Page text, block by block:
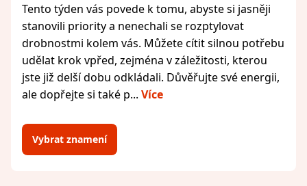
Tento týden vás povede k tomu, abyste si jasněji
stanovili priority a nenechali se rozptylovat
drobnostmi kolem vás. Můžete cítit silnou potřebu
udělat krok vpřed, zejména v záležitosti, kterou
jste již delší dobu odkládali. Důvěřujte své energii,
ale dopřejte si také p... Více
Vybrat znamení